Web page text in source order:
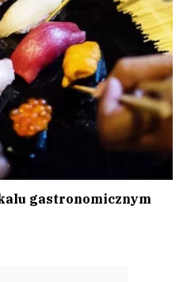
gastronomicznym